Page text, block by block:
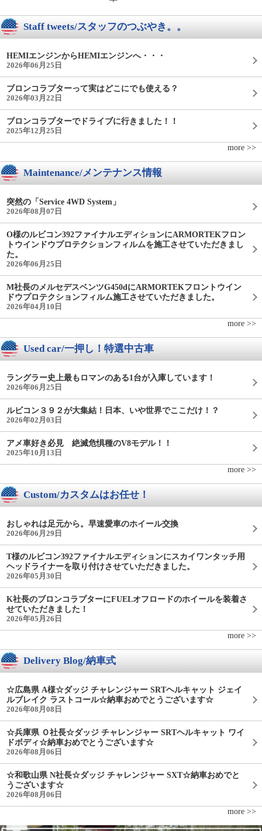
Staff tweets/スタッフのつぶやき。。
HEMIエンジンからHEMIエンジンへ・・・
2026年06月25日
ブロンコラプターって実はどこにでも使える？
2026年03月22日
ブロンコラプターでドライブに行きました！！
2025年12月25日
more >>
Maintenance/メンテナンス情報
突然の「Service 4WD System」
2026年08月07日
O様のルビコン392ファイナルエディションにARMORTEKフロン
トウインドウプロテクションフィルムを施工させていただきまし
た。
2026年06月25日
M社長のメルセデスベンツG450dにARMORTEKフロントウイン
ドウプロテクションフィルム施工させていただきました。
2026年04月10日
more >>
Used car/一押し！特選中古車
ラングラー史上最もロマンのある1台が入庫しています！
2026年06月25日
ルビコン３９２が大集結！日本、いや世界でここだけ！？
2026年02月03日
アメ車好き必見 絶滅危惧種のV8モデル！！
2025年10月13日
more >>
Custom/カスタムはお任せ！
おしゃれは足元から。早速愛車のホイール交換
2026年06月29日
T様のルビコン392ファイナルエディションにスカイワンタッチ用
ヘッドライナーを取り付けさせていただきました。
2026年05月30日
K社長のブロンコラプターにFUELオフロードのホイールを装着さ
せていただきました！
2026年05月26日
more >>
Delivery Blog/納車式
☆広島県 A様☆ダッジ チャレンジャー SRTヘルキャット ジェイ
ルブレイク ラストコール☆納車おめでとうございます☆
2026年08月08日
☆兵庫県 Ｏ社長☆ダッジ チャレンジャー SRTヘルキャット ワイ
ドボディ☆納車おめでとうございます☆
2026年08月06日
☆和歌山県 N社長☆ダッジ チャレンジャー SXT☆納車おめでと
うございます☆
2026年08月06日
more >>